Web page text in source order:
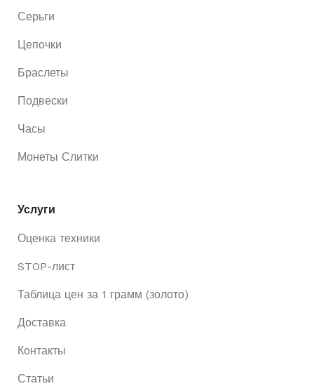
Серьги
Цепочки
Браслеты
Подвески
Часы
Монеты Слитки
Услуги
Оценка техники
STOP-лист
Таблица цен за 1 грамм (золото)
Доставка
Контакты
Статьи